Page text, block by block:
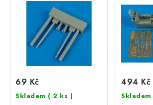
69 Kč
Skladem ( 2 ks )
494 Kč